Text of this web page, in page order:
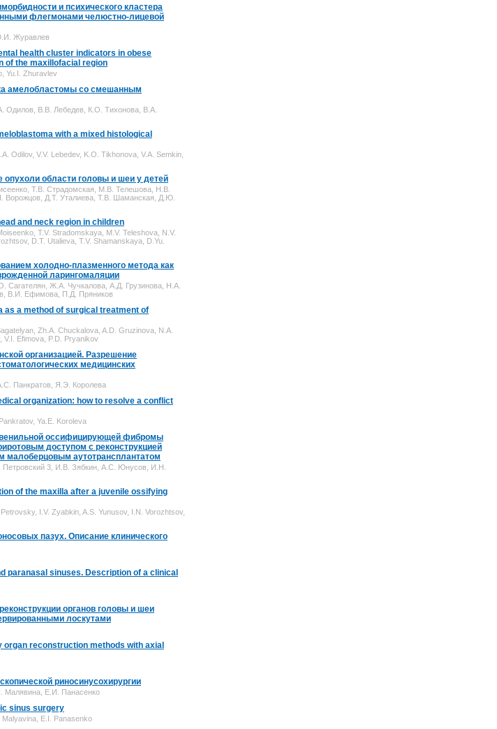
и психического кластера
флегмонами челюстно-лицевой
Журавлев
health cluster indicators in obese
of the maxillofacial region
Yu.I. Zhuravlev
амелобластомы со смешанным
Одилов, В.В. Лебедев, К.О. Тихонова, В.А.
with a mixed histological
Odilov, V.V. Lebedev, K.O. Tikhonova, V.A. Semkin,
области головы и шеи у детей
Т.В. Страдомская, М.В. Телешова, Н.В.
Ворожцов, Д.Т. Уталиева, Т.В. Шаманская, Д.Ю.
and neck region in children
T.V. Stradomskaya, M.V. Teleshova, N.V.
D.T. Utalieva, T.V. Shamanskaya, D.Yu.
холодно-плазменного метода как
ларингомаляции
Ж.А. Чучкалова, А.Д. Грузинова, Н.А.
В.И. Ефимова, П.Д. Пряников
as a method of surgical treatment of
Zh.A. Chuckalova, A.D. Gruzinova, N.A.
V.I. Efimova, P.D. Pryanikov
организацией. Разрешение
медицинских
Панкратов, Я.Э. Королева
organization: how to resolve a conflict
Ya.E. Koroleva
оссифицирующей фибромы
доступом с реконструкцией
малоберцовым аутотрансплантатом
3, И.В. Зябкин, А.С. Юнусов, И.Н.
of the maxilla after a juvenile ossifying
I.V. Zyabkin, A.S. Yunusov, I.N. Vorozhtsov,
пазух. Описание клинического
paranasal sinuses. Description of a clinical
органов головы и шеи
лоскутами
reconstruction methods with axial
риносинусохирургии
Малявина, Е.И. Панасенко
sinus surgery
Malyavina, E.I. Panasenko